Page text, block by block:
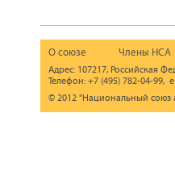
О союзе Члены НСА
Адрес: 107217, Российская
Телефон: +7 (495) 782-04-99,
© 2012 "Национальный союз